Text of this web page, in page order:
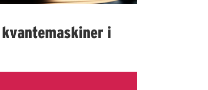
i